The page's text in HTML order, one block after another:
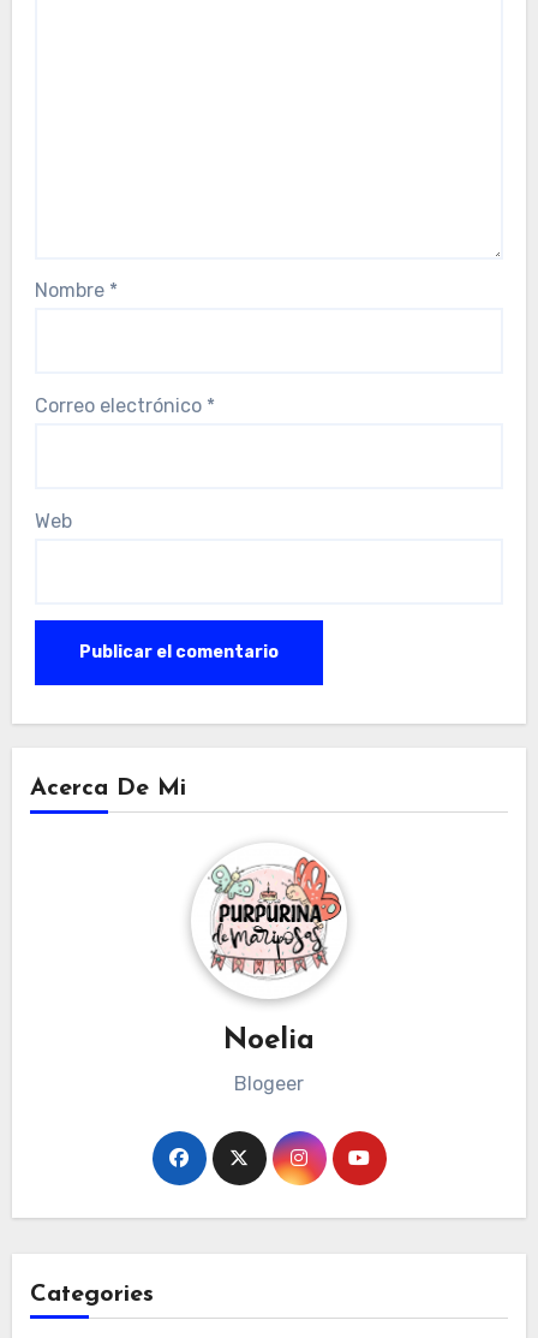
Nombre *
Correo electrónico *
Web
Acerca De Mi
Noelia
Blogeer
Categories